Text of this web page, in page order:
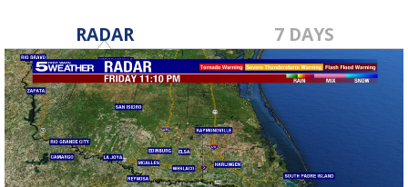
RADAR 7 DAYS